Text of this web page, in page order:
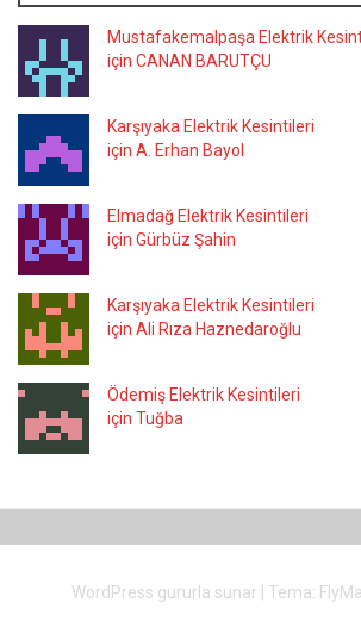
Mustafakemalpaşa Elektrik
için CANAN BARUTÇU
Karşıyaka Elektrik Kesintileri
için A. Erhan Bayol
Elmadağ Elektrik Kesintileri
için Gürbüz Şahin
Karşıyaka Elektrik Kesintileri
için Ali Rıza Haznedaroğlu
Ödemiş Elektrik Kesintileri
için Tuğba
WordPress gururla sunar Tema: